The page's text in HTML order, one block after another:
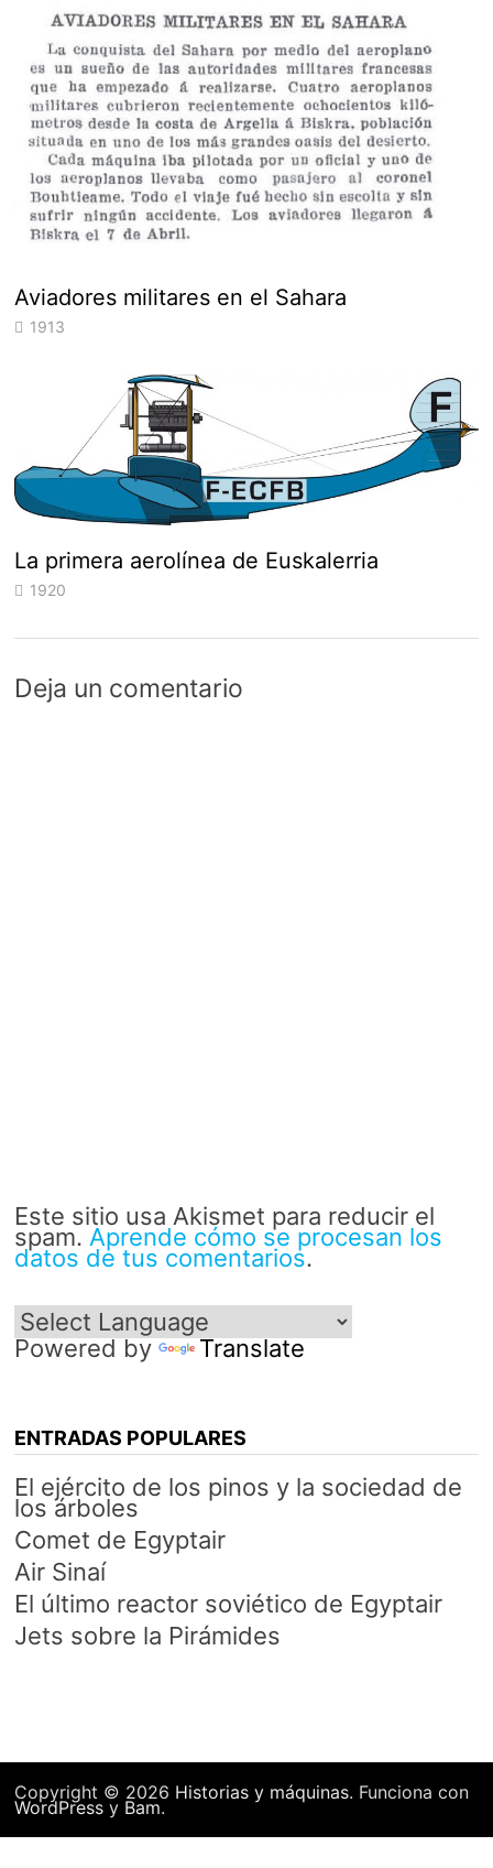
Aviadores militares en el Sahara
1913
La primera aerolínea de Euskalerria
1920
Deja un comentario
Este sitio usa Akismet para reducir el
spam. Aprende cómo se procesan los
datos de tus comentarios.
Powered by Translate
ENTRADAS POPULARES
El ejército de los pinos y la sociedad de
los árboles
Comet de Egyptair
Air Sinaí
El último reactor soviético de Egyptair
Jets sobre la Pirámides
Copyright © 2026 Historias y máquinas. Funciona con
WordPressy Bam.